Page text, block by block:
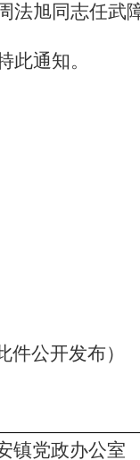
法旭同志任武
此通知。
件公开发布）
镇党政办公室